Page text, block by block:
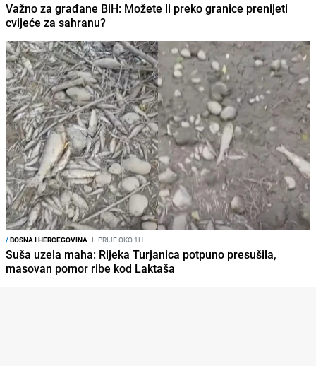
Važno za građane BiH: Možete li preko granice prenijeti
cvijeće za sahranu?
/BOSNA I HERCEGOVINA I PRIJE OKO 1H
Suša uzela maha: Rijeka Turjanica potpuno presušila,
masovan pomor ribe kod Laktaša